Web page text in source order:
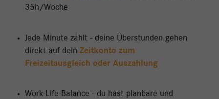
35h/Woche
Jede Minute zählt - deine Überstunden gehen
direkt auf dein Zeitkonto zum
Freizeitausgleich oder Auszahlung
Work-Life-Balance - du hast planbare und